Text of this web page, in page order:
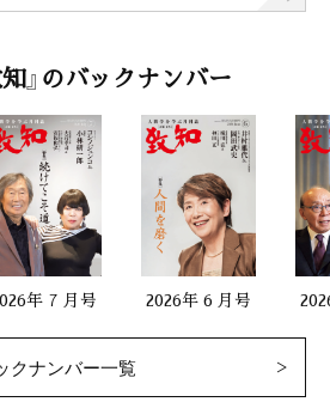
』のバックナンバー
年 7 月号 2026年 6 月号
クナンバー一覧